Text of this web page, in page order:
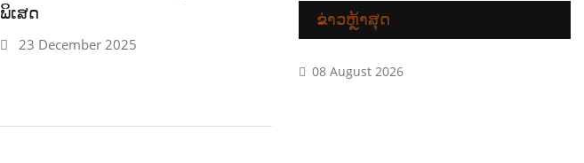
ພິເສດ
23 December 2025
ຂ່າວຫຼ້າສຸດ
08 August 2026